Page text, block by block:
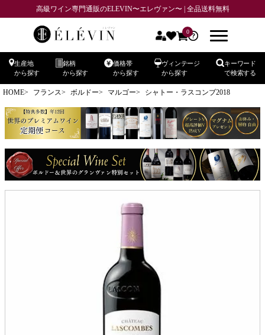
高級ワイン専門通販のELEVIN〜エレヴァン〜 | 全品送料無料
0
生産地
から探す
銘柄
から探す
価格帯
から探す
ヴィンテージ
から探す
キーワード
で検索する
HOME フランス ボルドー マルゴー シャトー・ラスコンブ2018